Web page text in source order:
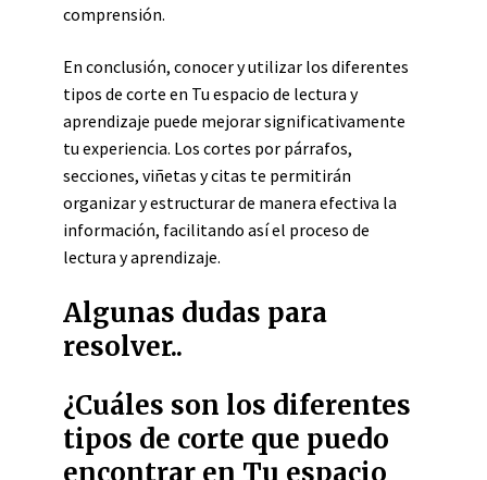
comprensión.
En conclusión, conocer y utilizar los diferentes
tipos de corte en Tu espacio de lectura y
aprendizaje puede mejorar significativamente
tu experiencia. Los cortes por párrafos,
secciones, viñetas y citas te permitirán
organizar y estructurar de manera efectiva la
información, facilitando así el proceso de
lectura y aprendizaje.
Algunas dudas para
resolver..
¿Cuáles son los diferentes
tipos de corte que puedo
encontrar en Tu espacio